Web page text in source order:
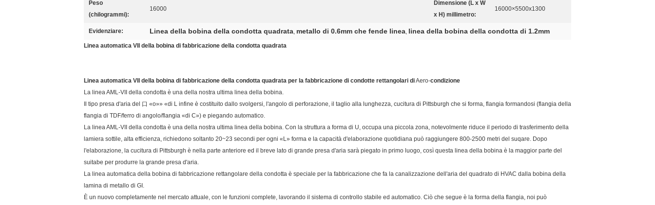
Peso
(chilogrammi):
16000
Dimensione (L x W
x H) millimetro:
16000×5500x1300
Evidenziare: Linea della bobina della condotta quadrata, metallo di 0.6mm che fende linea, linea della bobina della condotta di 1.2mm
Linea automatica VII della bobina di fabbricazione della condotta quadrata
Linea automatica VII della bobina di fabbricazione della condotta quadrata per la fabbricazione di condotte rettangolari diAero-condizione
La linea AML-VII della condotta è una della nostra ultima linea della bobina.
Il tipo presa d'aria del 口 «o»» «di L infine è costituito dallo svolgersi, l'angolo di perforazione, il taglio alla lunghezza, cucitura di Pittsburgh che si forma, flangia formandosi (flangia della
flangia di TDF/ferro di angolo/flangia «di C») e piegando automatico.
La linea AML-VII della condotta è una della nostra ultima linea della bobina. Con la struttura a forma di U, occupa una piccola zona, notevolmente riduce il periodo di trasferimento della
lamiera sottile, alta efficienza, richiedono soltanto 20~23 secondi per ogni «L» forma e la capacità d'elaborazione quotidiana può raggiungere 800-2500 metri del suqare. Dopo
l'elaborazione, la cucitura di Pittsburgh è nella parte anteriore ed il breve lato di grande presa d'aria sarà piegato in primo luogo, così questa linea della bobina è la maggior parte del
suitabe per produrre la grande presa d'aria.
La linea automatica della bobina di fabbricazione rettangolare della condotta è speciale per la fabbricazione che fa la canalizzazione dell'aria del quadrato di HVAC dalla bobina della
lamina di metallo di GI.
È un nuovo completamente nel mercato attuale, con le funzioni complete, lavorando il sistema di controllo stabile ed automatico. Ciò che segue è la forma della flangia, noi può